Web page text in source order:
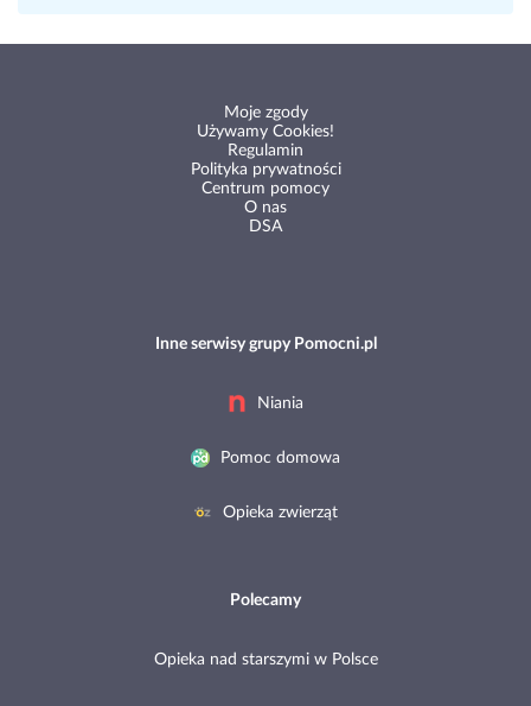
Moje zgody
Używamy Cookies!
Regulamin
Polityka prywatności
Centrum pomocy
O nas
DSA
Inne serwisy grupy Pomocni.pl
Niania
Pomoc domowa
Opieka zwierząt
Polecamy
Opieka nad starszymi w Polsce